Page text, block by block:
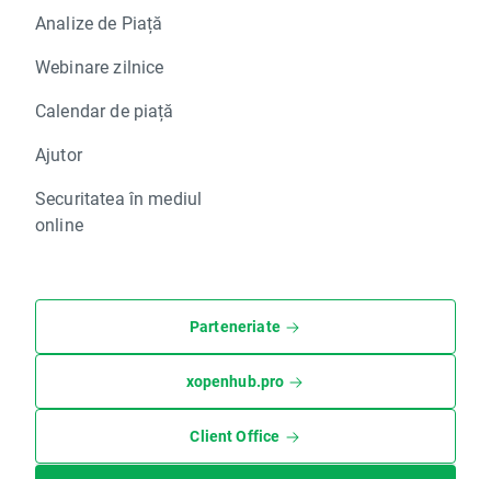
Analize de Piață
Webinare zilnice
Calendar de piață
Ajutor
Securitatea în mediul
online
Parteneriate
xopenhub.pro
Client Office